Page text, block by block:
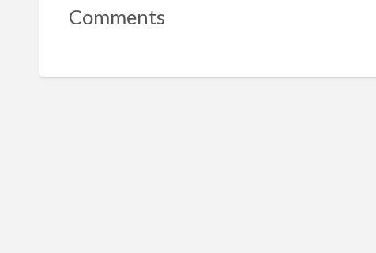
Comments